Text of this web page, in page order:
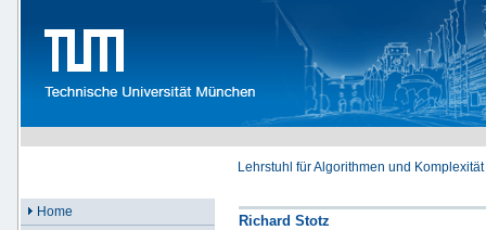
Lehrstuhl für Algorithmen und Komplexität
Home
Richard Stotz